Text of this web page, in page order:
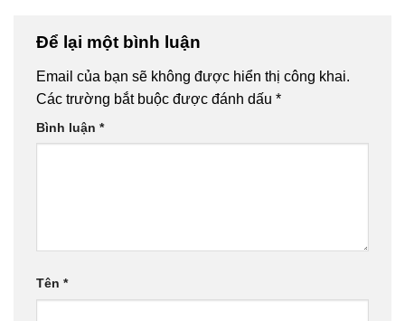
Để lại một bình luận
Email của bạn sẽ không được hiển thị công khai.
Các trường bắt buộc được đánh dấu *
Bình luận *
Tên *